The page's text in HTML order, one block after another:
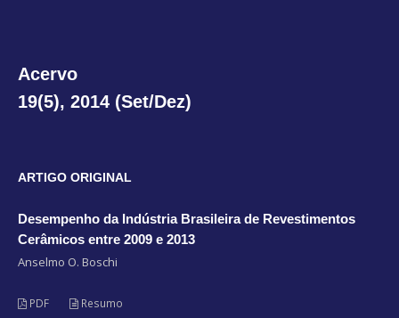
Acervo
19(5), 2014 (Set/Dez)
ARTIGO ORIGINAL
Desempenho da Indústria Brasileira de Revestimentos
Cerâmicos entre 2009 e 2013
Anselmo O. Boschi
PDF Resumo